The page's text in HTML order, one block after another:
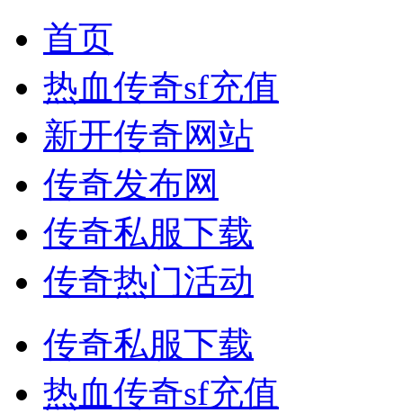
首页
热血传奇sf充值
新开传奇网站
传奇发布网
传奇私服下载
传奇热门活动
传奇私服下载
热血传奇sf充值